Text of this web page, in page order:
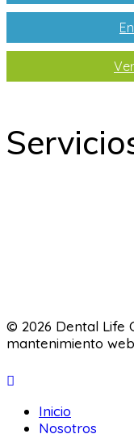
© 2026 Dental Life
mantenimiento web
Inicio
Nosotros